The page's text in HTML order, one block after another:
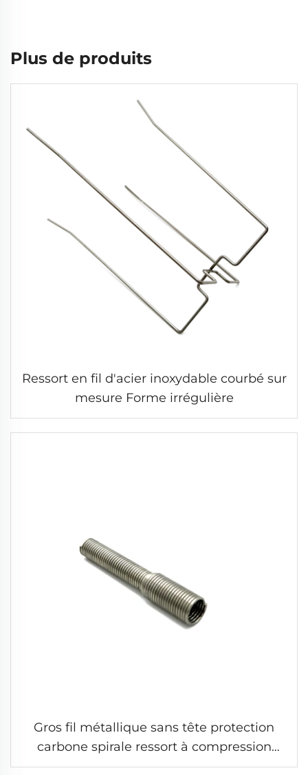
Plus de produits
Ressort en fil d'acier inoxydable courbé sur
mesure Forme irrégulière
Gros fil métallique sans tête protection
carbone spirale ressort à compression
petit long ressort